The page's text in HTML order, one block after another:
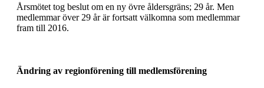
Årsmötet tog beslut om en ny övre åldersgräns; 29 år. Men
medlemmar över 29 år är fortsatt välkomna som medlemmar
fram till 2016.
Ändring av regionförening till medlemsförening